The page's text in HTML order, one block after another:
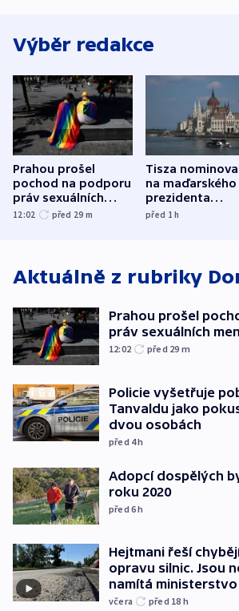
Výběr redakce
Prahou prošel
pochod na podporu
práv sexuálních
menšin
12:02 před 29 m
Tisza
na maďarského
prezidenta
bývalého šéfa
před 1h
Aktuálně z rubriky
Prahou prošel
práv sexuálních
12:02 před 29 m
Policie vyšetřuje
Tanvaldu jako
dvou osobách
před 4h
Adopcí dospělých
roku 2020
před 6h
Hejtmani řeší
opravu silnic. Jsou
namítá ministerstvo
včera před 18 h